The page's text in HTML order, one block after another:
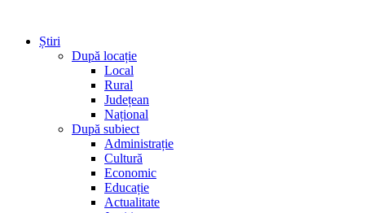
Știri
După locație
Local
Rural
Județean
Național
După subiect
Administrație
Cultură
Economic
Educație
Actualitate